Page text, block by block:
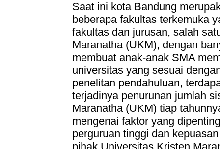
Saat ini kota Bandung
beberapa fakultas terkemuka
fakultas dan jurusan, salah
Maranatha (UKM), dengan
membuat anak-anak SMA
universitas yang sesuai
penelitan pendahuluan,
terjadinya penurunan jumlah
Maranatha (UKM) tiap
mengenai faktor yang
perguruan tinggi dan
pihak Universitas Kristen